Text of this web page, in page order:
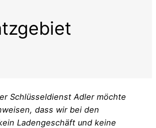
Schlüsseldienst Adler möchte
dass wir bei den
Ladengeschäft und keine